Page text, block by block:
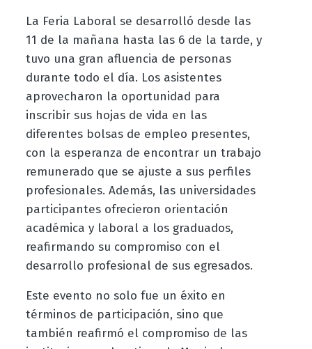
La Feria Laboral se desarrolló desde las
11 de la mañana hasta las 6 de la tarde, y
tuvo una gran afluencia de personas
durante todo el día. Los asistentes
aprovecharon la oportunidad para
inscribir sus hojas de vida en las
diferentes bolsas de empleo presentes,
con la esperanza de encontrar un trabajo
remunerado que se ajuste a sus perfiles
profesionales. Además, las universidades
participantes ofrecieron orientación
académica y laboral a los graduados,
reafirmando su compromiso con el
desarrollo profesional de sus egresados.
Este evento no solo fue un éxito en
términos de participación, sino que
también reafirmó el compromiso de las